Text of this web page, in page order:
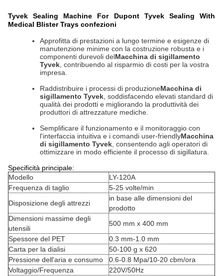
Tyvek Sealing Machine For Dupont Tyvek Sealing With
Medical Blister Trays confezioni
Approfitta di prestazioni a lungo termine e esigenze di
manutenzione minime con la costruzione robusta e i
componenti durevoli delMacchina di sigillamento
Tyvek , contribuendo al risparmio di costi per la vostra
impresa.
Raddistribuire i processi di produzioneMacchina di
sigillamento Tyvek , soddisfacendo elevati standard di
qualità dei prodotti e migliorando la produttività dei
produttori di attrezzature mediche.
Semplificare il funzionamento e il monitoraggio con
l'interfaccia intuitiva e i comandi user-friendlyMacchina
di sigillamento Tyvek , consentendo agli operatori di
ottimizzare in modo efficiente il processo di sigillatura.
Specificità principale:
Modello
LY-120A
Frequenza di taglio
5-25 volte/min
Disposizione degli attrezzi
in base alle dimensioni del
prodotto
Dimensioni massime degli
utensili
500 mm x 400 mm
Spessore del PET
0.3 mm-1.0 mm
Carta per la dialisi
50-100 g x 620
Pressione dell'aria e consumo
0.6-0.8 Mpa/10-20 cbm/ora
Voltaggio/Frequenza
220V/50Hz